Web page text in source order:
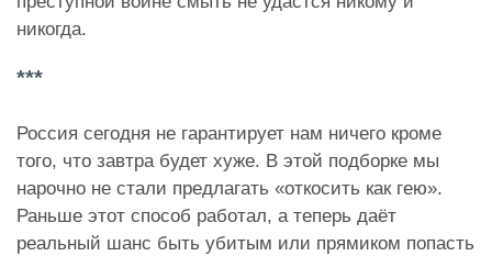
никогда.
***
Россия сегодня не гарантирует нам ничего кроме
того, что завтра будет хуже. В этой подборке мы
нарочно не стали предлагать «откосить как гею».
Раньше этот способ работал, а теперь даёт
реальный шанс быть убитым или прямиком попасть